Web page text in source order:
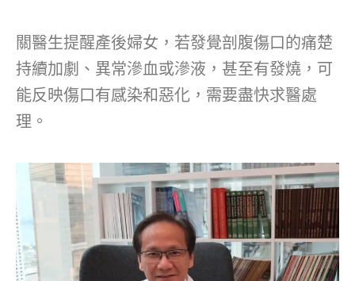
關醫生提醒產後婦女，若發覺剖腹傷口的痛楚
持續加劇、異常滲血或滲液，甚至有發燒，可
能反映傷口有感染和惡化，需要盡快求醫處
理。